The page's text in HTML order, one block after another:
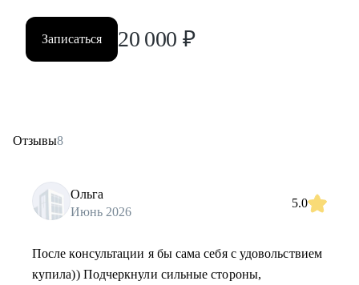
Записаться 20 000 ₽
Отзывы8
Ольга
Июнь 2026
5.0
После консультации я бы сама себя с удовольствием
купила)) Подчеркнули сильные стороны,